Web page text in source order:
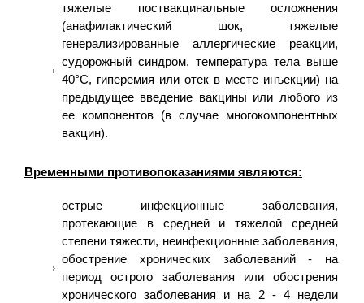
тяжелые поствакцинальные осложнения
(анафилактический шок, тяжелые
генерализированные аллергические реакции,
судорожный синдром, температура тела выше
40°С, гиперемия или отек в месте инъекции) на
предыдущее введение вакцины или любого из
ее компонентов (в случае многокомпонентных
вакцин).
Временными противопоказаниями являются:
острые инфекционные заболевания,
протекающие в средней и тяжелой средней
степени тяжести, неинфекционные заболевания,
обострение хронических заболеваний - на
период острого заболевания или обострения
хронического заболевания и на 2 - 4 недели